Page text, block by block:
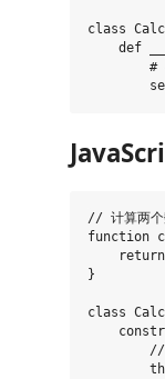
class
def
#
// 计算两个
function
}
class
//